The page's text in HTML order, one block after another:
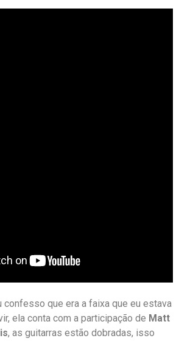
confesso que era a faixa que eu estava
ela conta com a participação de Matt
, as guitarras estão dobradas, isso